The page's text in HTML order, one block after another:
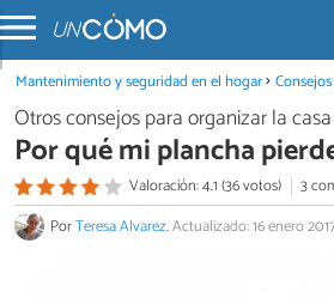
Mantenimiento y seguridad en el hogar
Otros consejos para organizar la casa
Por qué mi plancha
Valoración: 4.1 (36 votos)
3
PorTeresa Alvarez.Actualizado: 16 enero 2017